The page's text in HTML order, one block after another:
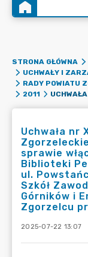
STRONA GŁÓWNA
UCHWAŁY I
RADY POWIATU
2011
Uchwała nr
sprawie
Biblioteki
ul.
Szkół
Górników i
Zgorzelcu
2025-07-22 13:07